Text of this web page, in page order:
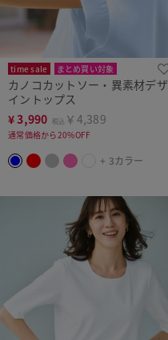
time sale まとめ買い対象
カノコカットソー・異素材デザ
イントップス
¥3,990 税込 ￥4,389
通常価格から20%OFF
+ 3カラー